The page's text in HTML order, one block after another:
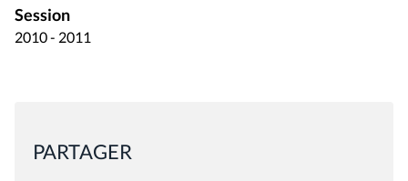
Session
2010 - 2011
PARTAGER